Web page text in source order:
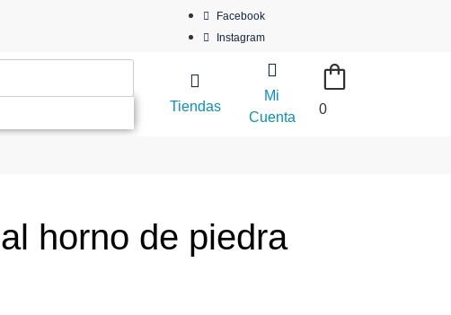
Facebook
Instagram
Tiendas
Mi
Cuenta
0
horno de piedra